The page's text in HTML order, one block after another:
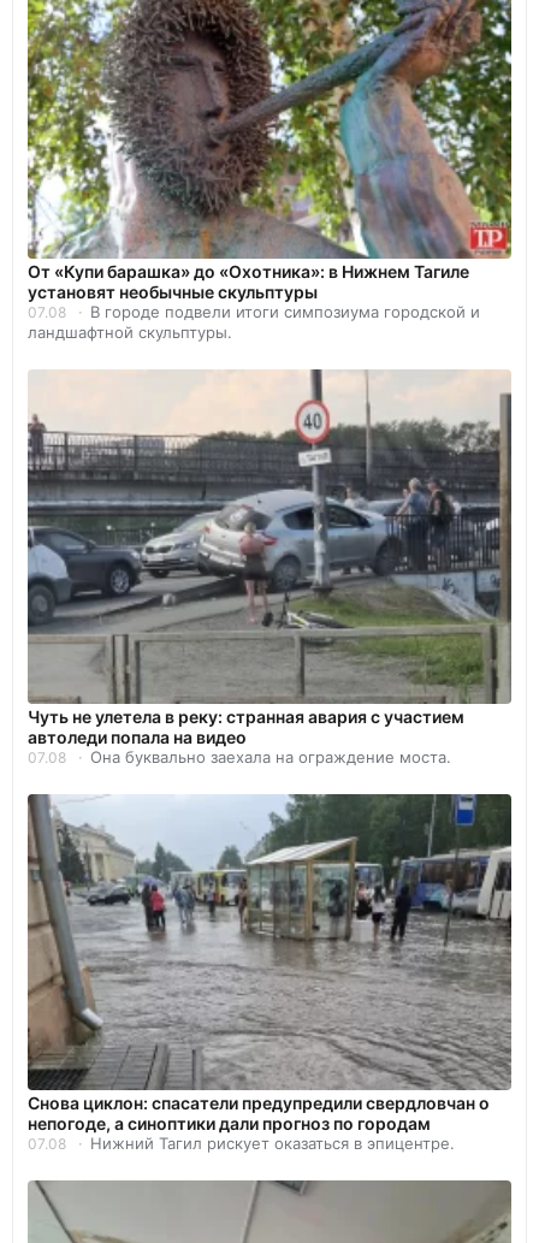
От «Купи барашка» до «Охотника»: в Нижнем Тагиле
установят необычные скульптуры
07.08
В городе подвели итоги симпозиума городской и
ландшафтной скульптуры.
Чуть не улетела в реку: странная авария с участием
автоледи попала на видео
07.08 Она буквально заехала на ограждение моста.
Снова циклон: спасатели предупредили свердловчан о
непогоде, а синоптики дали прогноз по городам
07.08 Нижний Тагил рискует оказаться в эпицентре.